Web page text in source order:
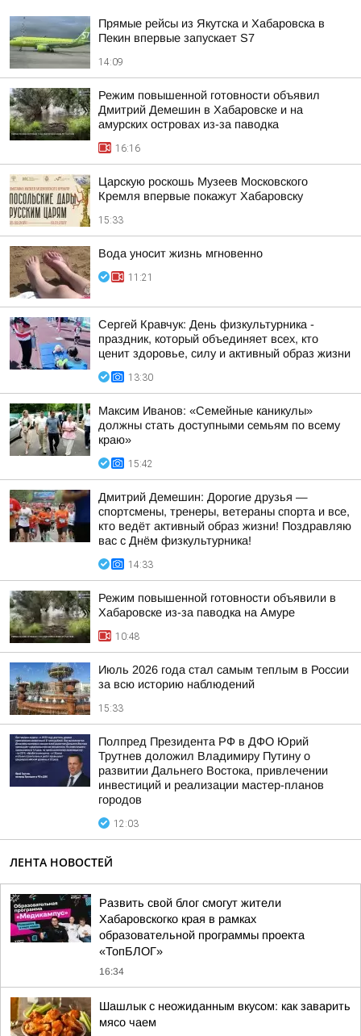
Прямые рейсы из Якутска и Хабаровска в
Пекин впервые запускает S7
14:09
Режим повышенной готовности объявил
Дмитрий Демешин в Хабаровске и на
амурских островах из-за паводка
16:16
Царскую роскошь Музеев Московского
Кремля впервые покажут Хабаровску
15:33
Вода уносит жизнь мгновенно
11:21
Сергей Кравчук: День физкультурника -
праздник, который объединяет всех, кто
ценит здоровье, силу и активный образ жизни
13:30
Максим Иванов: «Семейные каникулы»
должны стать доступными семьям по всему
краю»
15:42
Дмитрий Демешин: Дорогие друзья —
спортсмены, тренеры, ветераны спорта и все,
кто ведёт активный образ жизни! Поздравляю
вас с Днём физкультурника!
14:33
Режим повышенной готовности объявили в
Хабаровске из-за паводка на Амуре
10:48
Июль 2026 года стал самым теплым в России
за всю историю наблюдений
15:33
Полпред Президента РФ в ДФО Юрий
Трутнев доложил Владимиру Путину о
развитии Дальнего Востока, привлечении
инвестиций и реализации мастер-планов
городов
12:03
ЛЕНТА НОВОСТЕЙ
Развить свой блог смогут жители
Хабаровскогко края в рамках
образовательной программы проекта
«ТопБЛОГ»
16:34
Шашлык с неожиданным вкусом: как заварить
мясо чаем